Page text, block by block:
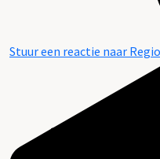
Stuur een reactie naar